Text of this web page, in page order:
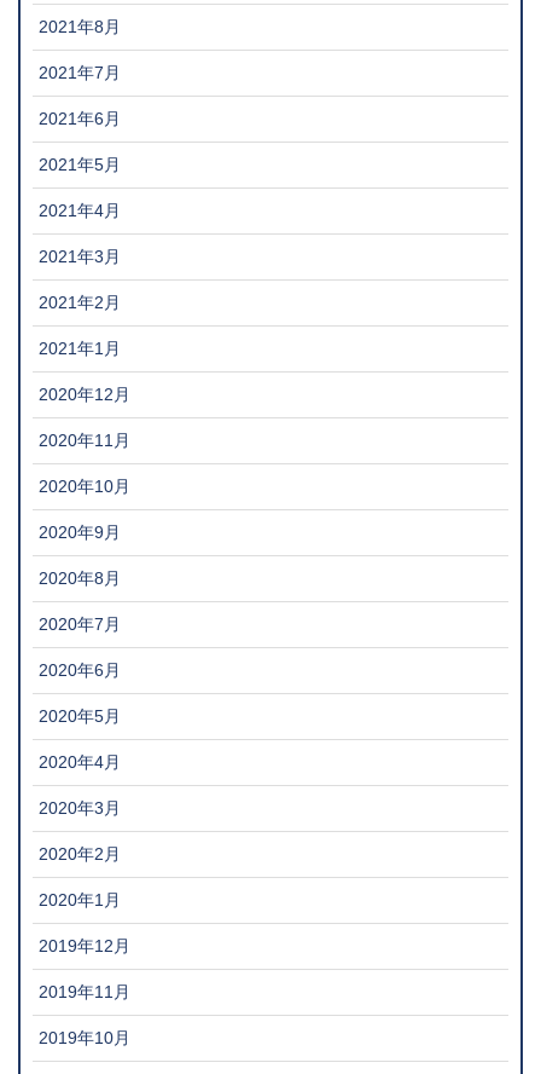
2021年8月
2021年7月
2021年6月
2021年5月
2021年4月
2021年3月
2021年2月
2021年1月
2020年12月
2020年11月
2020年10月
2020年9月
2020年8月
2020年7月
2020年6月
2020年5月
2020年4月
2020年3月
2020年2月
2020年1月
2019年12月
2019年11月
2019年10月